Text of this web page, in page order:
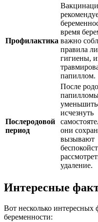
Профилактика
время
важно
правила
гигиены,
папиллом.
Послеродовой
период
После
исчезнуть
они
вызывают
удаление.
Интересные
Вот несколько интересных
беременности: